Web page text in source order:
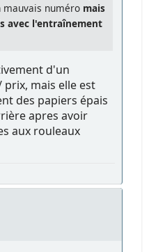
numéro mais
avec l'entraînement
d'un
mais elle est
des papiers épais
apres avoir
aux rouleaux